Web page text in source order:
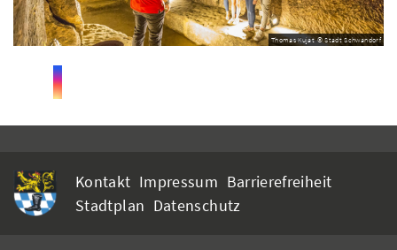
Thomas Kujat © Stadt Schwandorf
Kontakt Impressum Barrierefreiheit
Stadtplan Datenschutz